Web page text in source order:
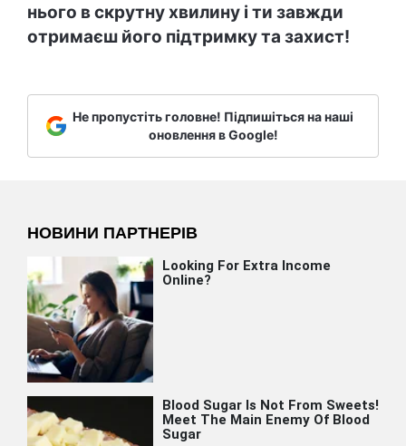
нього в скрутну хвилину і ти завжди
отримаєш його підтримку та захист!
Не пропустіть головне! Підпишіться на наші
оновлення в Google!